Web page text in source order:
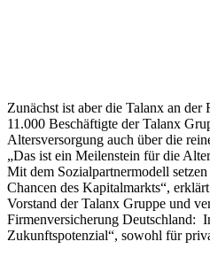
Zunächst ist aber die Talanx an
11.000 Beschäftigte der Talanx
Altersversorgung auch über die
„Das ist ein Meilenstein für die
Mit dem Sozialpartnermodell
Chancen des Kapitalmarkts“, erklärt
Vorstand der Talanx Gruppe und
Firmenversicherung Deutschland:
Zukunftspotenzial“, sowohl für